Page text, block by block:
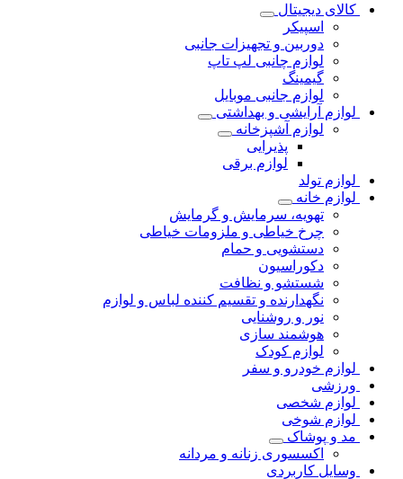
کالای دیجیتال
اسپیکر
دوربین و تجهیزات جانبی
لوازم چانبی لپ تاپ
گیمینگ
لوازم جانبی موبایل
لوازم آرایشی و بهداشتی
لوازم آشپزخانه
پذیرایی
لوازم برقی
لوازم تولد
لوازم خانه
تهویه، سرمایش و گرمایش
چرخ خیاطی و ملزومات خیاطی
دستشویی و حمام
دکوراسیون
شستشو و نظافت
نگهدارنده و تقسیم کننده لباس و لوازم
نور و روشنایی
هوشمند سازی
لوازم کودک
لوازم خودرو و سفر
ورزشی
لوازم شخصی
لوازم شوخی
مد و پوشاک
اکسسوری زنانه و مردانه
وسایل کاربردی